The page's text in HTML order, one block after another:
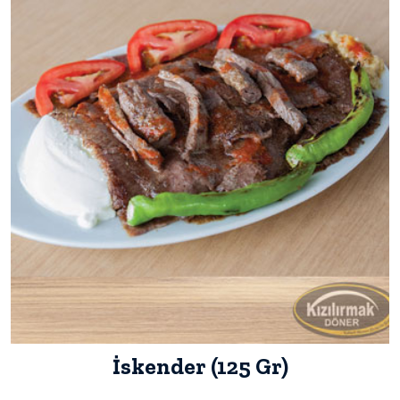
İskender (125 Gr)